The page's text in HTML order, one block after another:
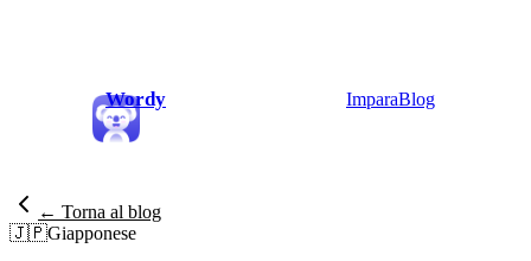
Wordy ImparaBlog
← Torna al blog
🇯🇵Giapponese